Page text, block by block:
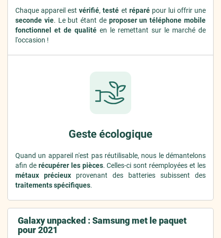
Chaque appareil estvérifié,testé et réparépour lui offrir une
seconde vie. Le but étant de proposer un téléphone mobile
fonctionnel et de qualité en le remettant sur le marché de
l'occasion !
Geste écologique
Quand un appareil n'est pas réutilisable, nous le démantelons
afin de récupérer les pièces. Celles-ci sont réemployées et les
métaux précieux provenant des batteries subissent des
traitements spécifiques.
Galaxy unpacked : Samsung met le paquet
pour 2021